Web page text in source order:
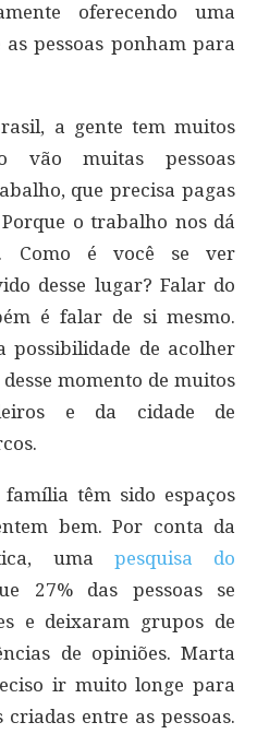
oferecendo uma
pessoas ponham para
a gente tem muitos
vão muitas pessoas
que precisa pagas
o trabalho nos dá
Como é você se ver
desse lugar? Falar do
é falar de si mesmo.
possibilidade de acolher
momento de muitos
e da cidade de
têm sido espaços
bem. Por conta da
uma pesquisa do
27% das pessoas se
e deixaram grupos de
de opiniões. Marta
ir muito longe para
entre as pessoas.